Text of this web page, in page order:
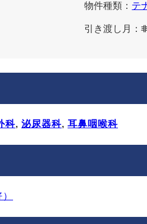
物件種類： テ
引き渡し月：
科, 泌尿器科, 耳鼻咽喉科